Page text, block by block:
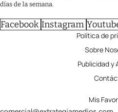
días de la semana.
Facebook Instagram
Política de
Sobre
Publicidad y
Mis